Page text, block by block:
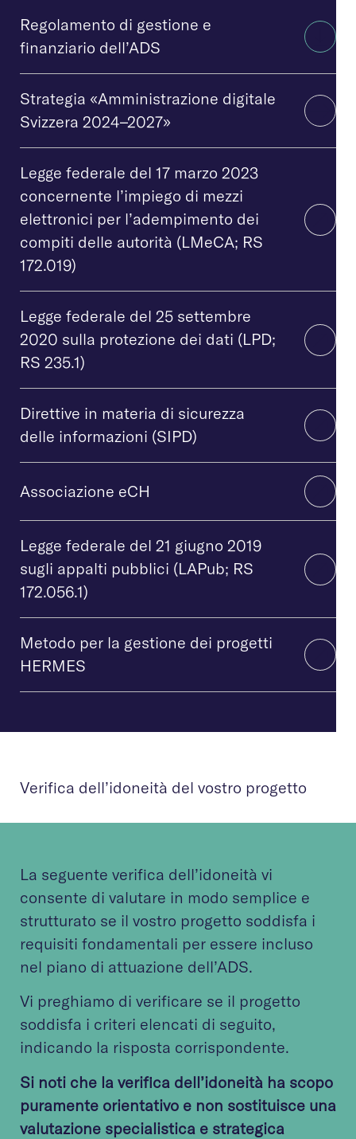
Regolamento di gestione e
finanziario dell’ADS
Strategia «Amministrazione digitale
Svizzera 2024–2027»
Legge federale del 17 marzo 2023
concernente l’impiego di mezzi
elettronici per l’adempimento dei
compiti delle autorità (LMeCA; RS
172.019)
Legge federale del 25 settembre
2020 sulla protezione dei dati (LPD;
RS 235.1)
Direttive in materia di sicurezza
delle informazioni (SIPD)
Associazione eCH
Legge federale del 21 giugno 2019
sugli appalti pubblici (LAPub; RS
172.056.1)
Metodo per la gestione dei progetti
HERMES
Verifica dell’idoneità del vostro progetto
La seguente verifica dell’idoneità vi
consente di valutare in modo semplice e
strutturato se il vostro progetto soddisfa i
requisiti fondamentali per essere incluso
nel piano di attuazione dell’ADS.
Vi preghiamo di verificare se il progetto
soddisfa i criteri elencati di seguito,
indicando la risposta corrispondente.
Si noti che la verifica dell’idoneità ha scopo
puramente orientativo e non sostituisce una
valutazione specialistica e strategica